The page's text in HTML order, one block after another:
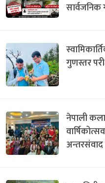
गुणस्तर
नेपाली कला
अन्तरसंवाद